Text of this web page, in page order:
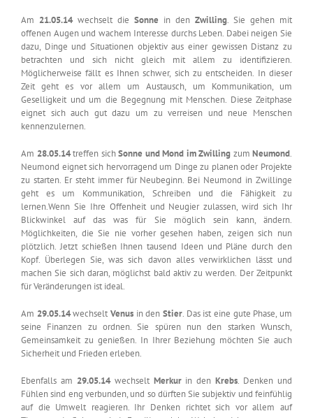
Am 21.05.14wechselt die Sonne in den Zwilling. Sie gehen mit
offenen Augen und wachem Interesse durchs Leben. Dabei neigen Sie
dazu, Dinge und Situationen objektiv aus einer gewissen Distanz zu
betrachten und sich nicht gleich mit allem zu identifizieren.
Möglicherweise fällt es Ihnen schwer, sich zu entscheiden. In dieser
Zeit geht es vor allem um Austausch, um Kommunikation, um
Geselligkeit und um die Begegnung mit Menschen. Diese Zeitphase
eignet sich auch gut dazu um zu verreisen und neue Menschen
kennenzulernen.
Am 28.05.14treffen sichSonne und Mond im Zwilling zum Neumond.
Neumond eignet sich hervorragend um Dinge zu planen oder Projekte
zu starten. Er steht immer für Neubeginn. Bei Neumond in Zwillinge
geht es um Kommunikation, Schreiben und die Fähigkeit zu
lernen.Wenn Sie Ihre Offenheit und Neugier zulassen, wird sich Ihr
Blickwinkel auf das was für Sie möglich sein kann, ändern.
Möglichkeiten, die Sie nie vorher gesehen haben, zeigen sich nun
plötzlich. Jetzt schießen Ihnen tausend Ideen und Pläne durch den
Kopf. Überlegen Sie, was sich davon alles verwirklichen lässt und
machen Sie sich daran, möglichst bald aktiv zu werden. Der Zeitpunkt
für Veränderungen ist ideal.
Am 29.05.14wechseltVenus in denStier. Das ist eine gute Phase, um
seine Finanzen zu ordnen. Sie spüren nun den starken Wunsch,
Gemeinsamkeit zu genießen. In Ihrer Beziehung möchten Sie auch
Sicherheit und Frieden erleben.
Ebenfalls am 29.05.14wechselt Merkurin denKrebs. Denken und
Fühlen sind eng verbunden, und so dürften Sie subjektiv und feinfühlig
auf die Umwelt reagieren. Ihr Denken richtet sich vor allem auf